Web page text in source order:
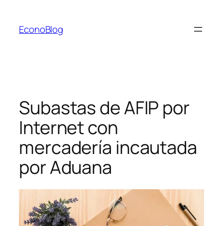
contenido
EconoBlog
Subastas de AFIP por
Internet con
mercadería incautada
por Aduana